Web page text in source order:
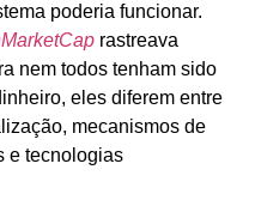
poderia funcionar.
rastreava
nem todos tenham sido
eles diferem entre
mecanismos de
e tecnologias